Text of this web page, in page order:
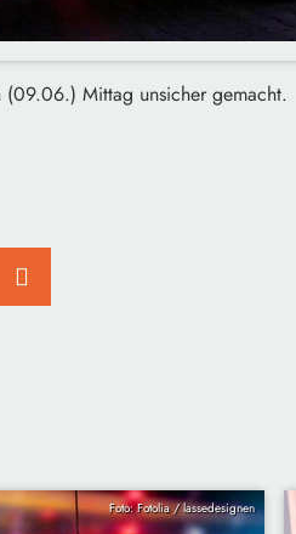
(09.06.) Mittag unsicher gemacht.
Foto: Fotolia / lassedesignen